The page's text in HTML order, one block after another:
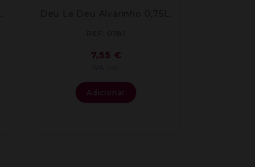
Deu La Deu Alvarinho 0,75L.
REF: 0781
7,55 €
Adicionar